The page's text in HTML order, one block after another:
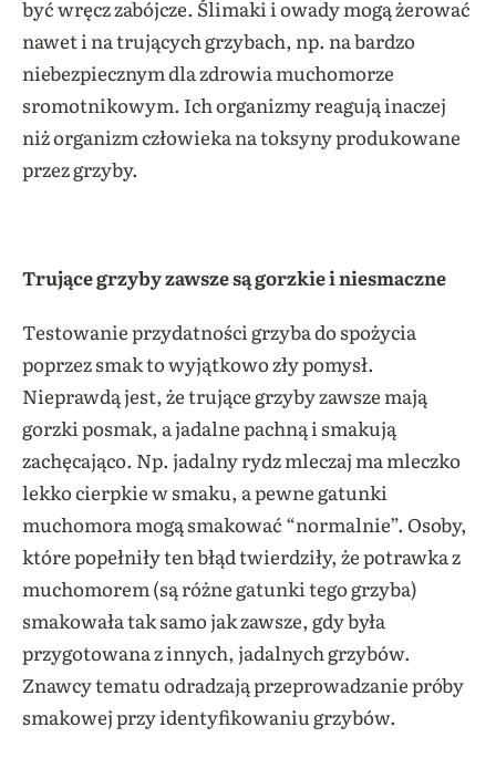
być wręcz zabójcze. Ślimaki i owady mogą żerować
nawet i na trujących grzybach, np. na bardzo
niebezpiecznym dla zdrowia muchomorze
sromotnikowym. Ich organizmy reagują inaczej
niż organizm człowieka na toksyny produkowane
przez grzyby.
Trujące grzyby zawsze są gorzkie i niesmaczne
Testowanie przydatności grzyba do spożycia
poprzez smak to wyjątkowo zły pomysł.
Nieprawdą jest, że trujące grzyby zawsze mają
gorzki posmak, a jadalne pachną i smakują
zachęcająco. Np. jadalny rydz mleczaj ma mleczko
lekko cierpkie w smaku, a pewne gatunki
muchomora mogą smakować “normalnie”. Osoby,
które popełniły ten błąd twierdziły, że potrawka z
muchomorem (są różne gatunki tego grzyba)
smakowała tak samo jak zawsze, gdy była
przygotowana z innych, jadalnych grzybów.
Znawcy tematu odradzają przeprowadzanie próby
smakowej przy identyfikowaniu grzybów.